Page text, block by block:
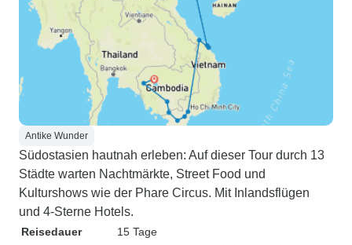
Antike Wunder
Südostasien hautnah erleben: Auf dieser Tour durch 13
Städte warten Nachtmärkte, Street Food und
Kulturshows wie der Phare Circus. Mit Inlandsflügen
und 4-Sterne Hotels.
Reisedauer
15 Tage